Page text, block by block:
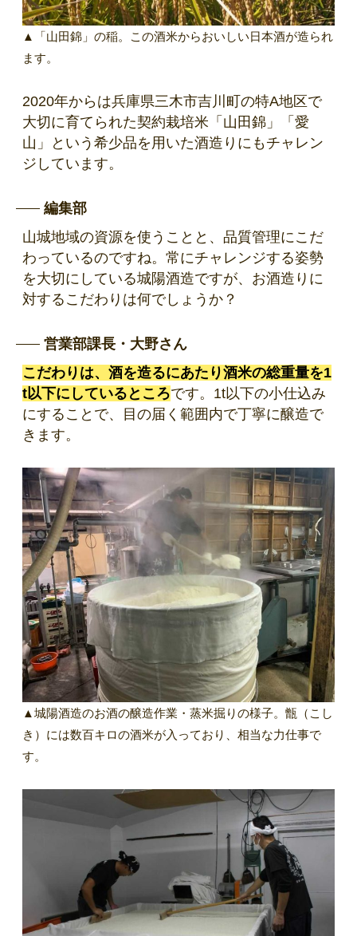
▲「山田錦」の稲。この酒米からおいしい日本酒が造られ
ます。
2020年からは兵庫県三木市吉川町の特A地区で
大切に育てられた契約栽培米「山田錦」「愛
山」という希少品を用いた酒造りにもチャレン
ジしています。
編集部
山城地域の資源を使うことと、品質管理にこだ
わっているのですね。常にチャレンジする姿勢
を大切にしている城陽酒造ですが、お酒造りに
対するこだわりは何でしょうか？
営業部課長・大野さん
こだわりは、酒を造るにあたり酒米の総重量を1
t以下にしているところです。1t以下の小仕込み
にすることで、目の届く範囲内で丁寧に醸造で
きます。
▲城陽酒造のお酒の醸造作業・蒸米掘りの様子。甑（こし
き）には数百キロの酒米が入っており、相当な力仕事で
す。